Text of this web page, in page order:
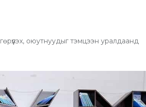
оюутнуудыг тэмцээн уралдаанд